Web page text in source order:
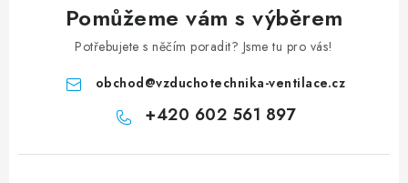
Pomůžeme vám s výběrem
Potřebujete s něčím poradit? Jsme tu pro vás!
obchod@vzduchotechnika-ventilace.cz
+420 602 561 897